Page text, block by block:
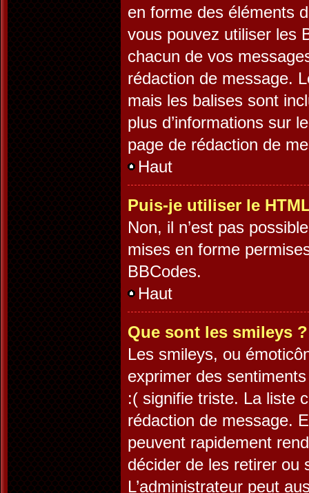
en forme des éléments
vous pouvez utiliser les
chacun de vos
rédaction de message.
mais les balises sont
plus d’informations sur
page de rédaction de
Haut
Puis-je utiliser le
Non, il n’est pas
mises en forme
BBCodes.
Haut
Que sont les smileys ?
Les smileys, ou
exprimer des
:( signifie triste. La liste
rédaction de message.
peuvent rapidement
décider de les retirer ou
L’administrateur peut